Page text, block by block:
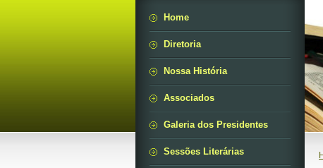
Home
Diretoria
Nossa História
Associados
Galeria dos Presidentes
Sessões Literárias